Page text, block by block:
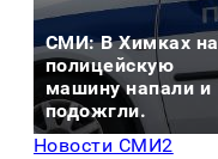
СМИ: В Химках на
полицейскую
машину напали и
подожгли.
Новости СМИ2